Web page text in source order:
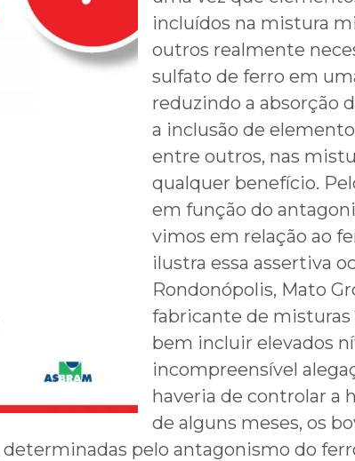
incluídos na mistura
outros realmente
sulfato de ferro em
reduzindo a absorção
a inclusão de
entre outros, nas
qualquer benefício.
em função do
vimos em relação ao
ilustra essa assertiva
Rondonópolis, Mato
fabricante de misturas
bem incluir elevados
incompreensível
haveria de controlar a
de alguns meses, os
determinadas pelo antagonismo do